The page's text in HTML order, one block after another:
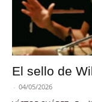
El sello de
- 04/05/2026